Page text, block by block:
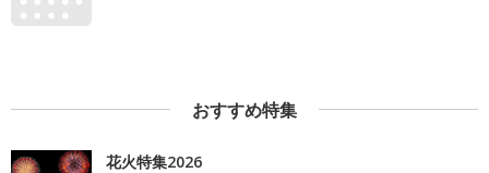
おすすめ特集
花火特集2026